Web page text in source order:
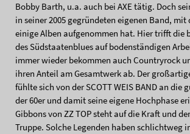
Bobby Barth, u.a. auch bei AXE tätig. Doch
in seiner 2005 gegründeten eigenen Band, mit
einige Alben aufgenommen hat. Hier trifft die
des Südstaatenblues auf bodenständigen
immer wieder bekommen auch Countryrock
ihren Anteil am Gesamtwerk ab. Der
fühlte sich von der SCOTT WEIS BAND an die
der 60er und damit seine eigene Hochphase
Gibbons von ZZ TOP steht auf die Kraft und
Truppe. Solche Legenden haben schlichtweg